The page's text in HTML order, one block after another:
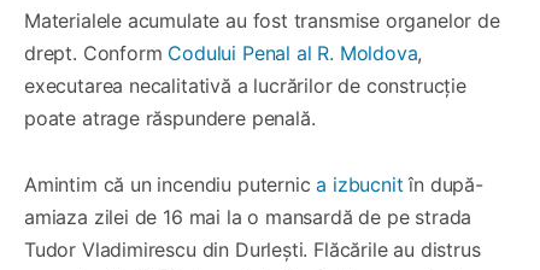
Materialele acumulate au fost transmise organelor de
drept. Conform Codului Penal al R. Moldova,
executarea necalitativă a lucrărilor de construcție
poate atrage răspundere penală.
Amintim că un incendiu puternica izbucnit în după-
amiaza zilei de 16 mai la o mansardă de pe strada
Tudor Vladimirescu din Durlești. Flăcările au distrus